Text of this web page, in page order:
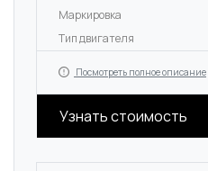
Маркировка
Тип двигателя
Посмотреть полное описание
Узнать стоимость